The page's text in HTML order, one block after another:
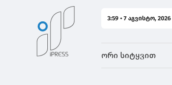
3:59 • 7 აგვისტო, 2026
ორი სიტყვით